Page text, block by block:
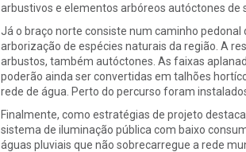
arbustivos e elementos arbóreos autóctones de
Já o braço norte consiste num caminho
arborização de espécies naturais da região. A
arbustos, também autóctones. As faixas
poderão ainda ser convertidas em talhões
rede de água. Perto do percurso foram
Finalmente, como estratégias de projeto
sistema de iluminação pública com baixo
águas pluviais que não sobrecarregue a rede